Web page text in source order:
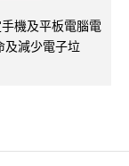
機及平板電腦電
及減少電子垃